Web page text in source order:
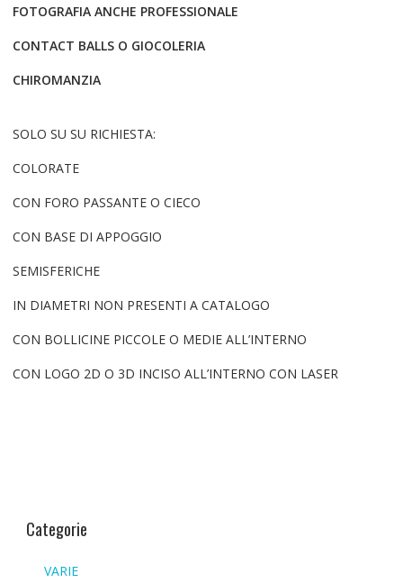
FOTOGRAFIA ANCHE PROFESSIONALE
CONTACT BALLS O GIOCOLERIA
CHIROMANZIA
SOLO SU SU RICHIESTA:
COLORATE
CON FORO PASSANTE O CIECO
CON BASE DI APPOGGIO
SEMISFERICHE
IN DIAMETRI NON PRESENTI A CATALOGO
CON BOLLICINE PICCOLE O MEDIE ALL’INTERNO
CON LOGO 2D O 3D INCISO ALL’INTERNO CON LASER
Categorie
VARIE